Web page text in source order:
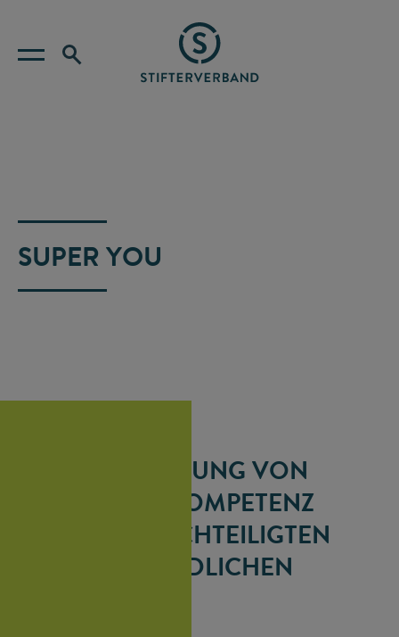
SUPER YOU
FÖRDERUNG VON
SELBSTKOMPETENZ
BEI BENACHTEILIGTEN
JUGENDLICHEN